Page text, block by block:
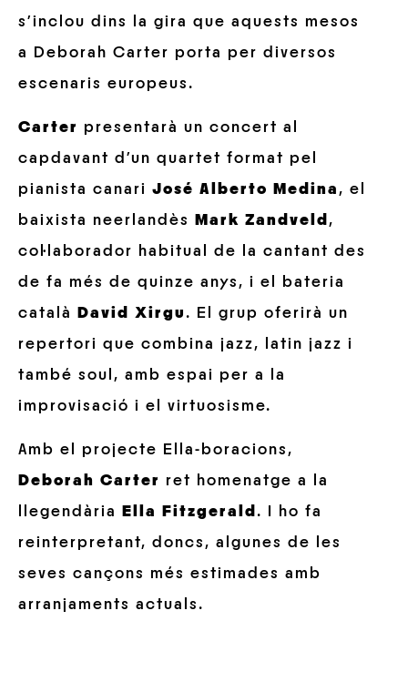
s’inclou dins la gira que aquests mesos
a Deborah Carter porta per diversos
escenaris europeus.
Carter presentarà un concert al
capdavant d’un quartet format pel
pianista canari José Alberto Medina , el
baixista neerlandès
Mark Zandveld ,
col·laborador habitual de la cantant des
de fa més de quinze anys, i el bateria
català
David Xirgu. El grup oferirà un
repertori que combina jazz, latin jazz i
també soul, amb espai per a la
improvisació i el virtuosisme.
Amb el projecte Ella-boracions,
Deborah Carter ret homenatge a la
llegendària
Ella Fitzgerald . I ho fa
reinterpretant, doncs, algunes de les
seves cançons més estimades amb
arranjaments actuals.